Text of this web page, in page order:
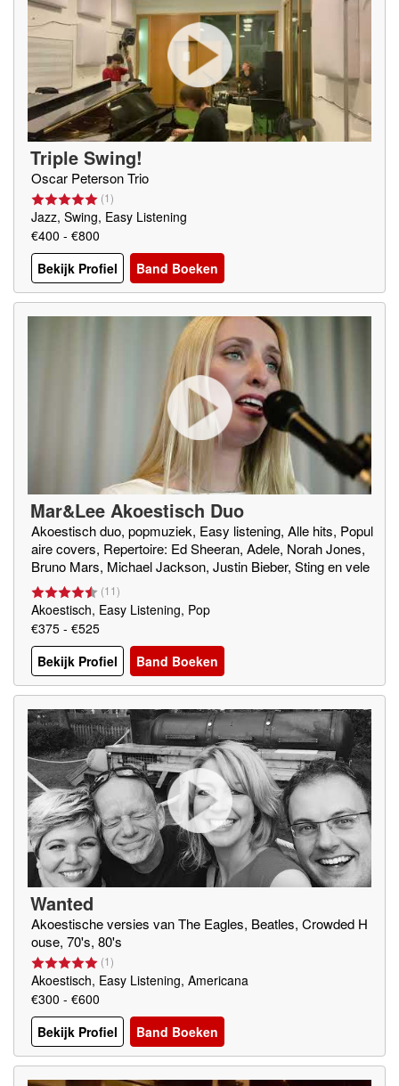
Triple Swing!
Oscar Peterson Trio
(1)
Jazz, Swing, Easy Listening
€400 - €800
Bekijk Profiel
Band Boeken
Mar&Lee Akoestisch Duo
Akoestisch duo, popmuziek, Easy listening, Alle hits, Popul
aire covers, Repertoire: Ed Sheeran, Adele, Norah Jones,
Bruno Mars, Michael Jackson, Justin Bieber, Sting en vele
anderen.
(11)
Akoestisch, Easy Listening, Pop
€375 - €525
Bekijk Profiel
Band Boeken
Wanted
Akoestische versies van The Eagles, Beatles, Crowded H
ouse, 70's, 80's
(1)
Akoestisch, Easy Listening, Americana
€300 - €600
Bekijk Profiel
Band Boeken